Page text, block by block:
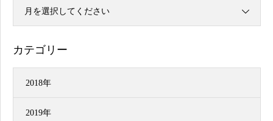
月を選択してください
カテゴリー
2018年
2019年